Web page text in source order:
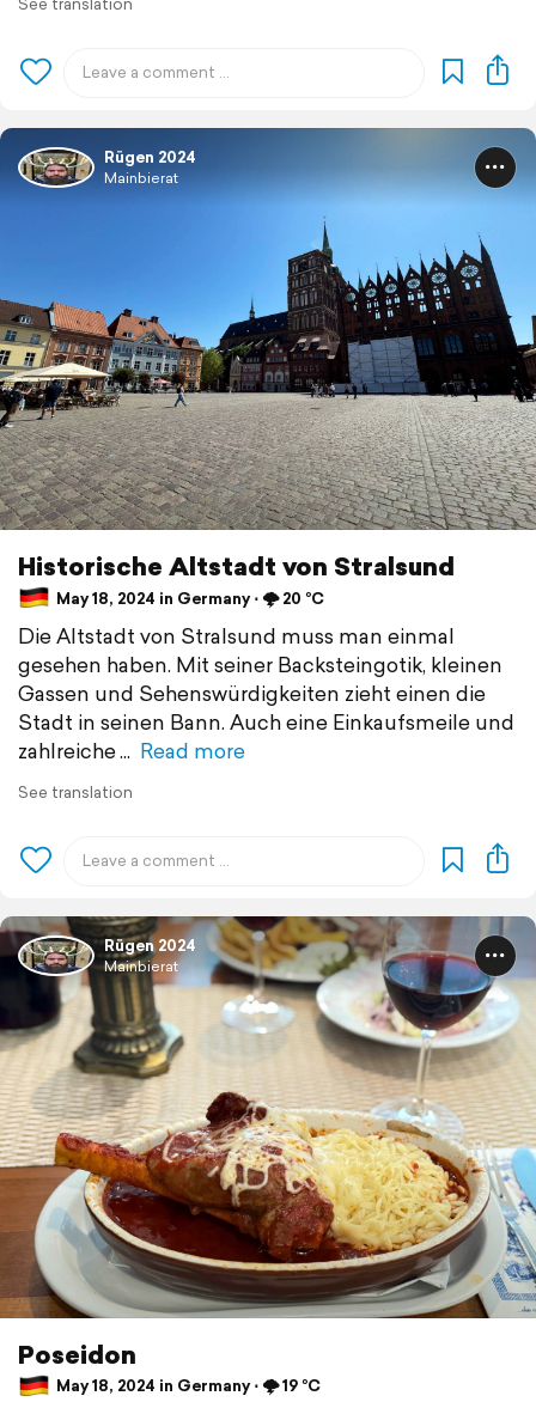
Rügen 2024
Mainbierat
Historische Altstadt von Stralsund
May 18, 2024 in Germany ⋅ 🌩️ 20 °C
Die Altstadt von Stralsund muss man einmal
gesehen haben. Mit seiner Backsteingotik, kleinen
Gassen und Sehenswürdigkeiten zieht einen die
Stadt in seinen Bann. Auch eine Einkaufsmeile und
zahlreiche
Read more
See translation
Rügen 2024
Mainbierat
Poseidon
May 18, 2024 in Germany ⋅ 🌩️ 19 °C